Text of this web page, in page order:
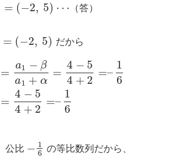
= (−2, 5) ⋯ （答）
= (−2, 5) だから
=
=
a1 − β
a1 + α
=
4 − 5
4 + 2
=–
1
6
4 − 5
4 + 2
=–
1
6
、公比 − 1
6
の等比数列だから、